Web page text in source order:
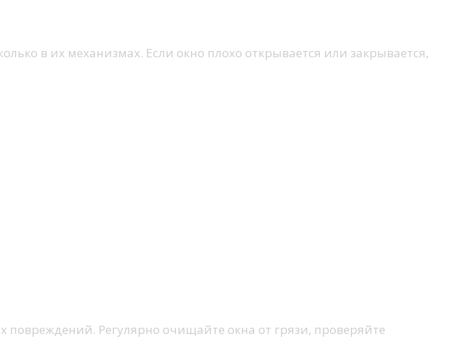
в их механизмах. Если окно плохо открывается или закрывается,
повреждений. Регулярно очищайте окна от грязи, проверяйте